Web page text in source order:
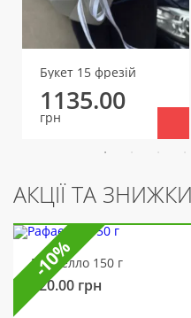
Букет 15 фрезій
1135.00
грн
АКЦІЇ ТА ЗНИЖКИ
Рафаелло 150 г
320.00 грн
-10%